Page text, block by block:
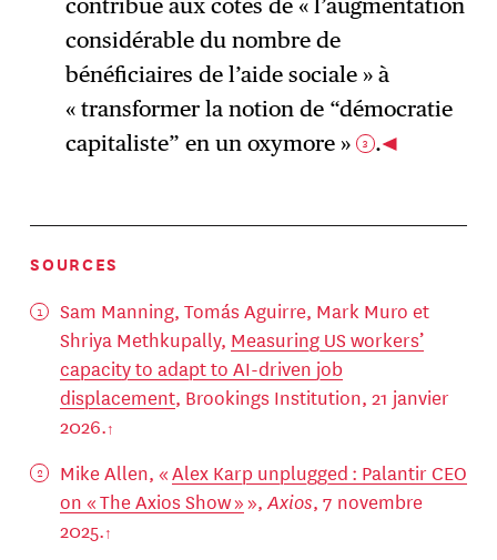
contribué aux côtés de « l’augmentation
considérable du nombre de
bénéficiaires de l’aide sociale » à
« transformer la notion de “démocratie
capitaliste” en un oxymore »
3 .
SOURCES
Sam Manning, Tomás Aguirre, Mark Muro et
Shriya Methkupally, Measuring US workers’
capacity to adapt to AI-driven job
displacement, Brookings Institution, 21 janvier
2026.
Mike Allen, «Alex Karp unplugged : Palantir CEO
on « The Axios Show »»,Axios, 7 novembre
2025.